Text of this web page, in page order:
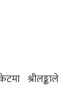
श्रीलङ्काले